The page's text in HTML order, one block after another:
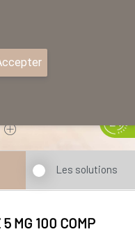
Les solutions
MG 100 COMP